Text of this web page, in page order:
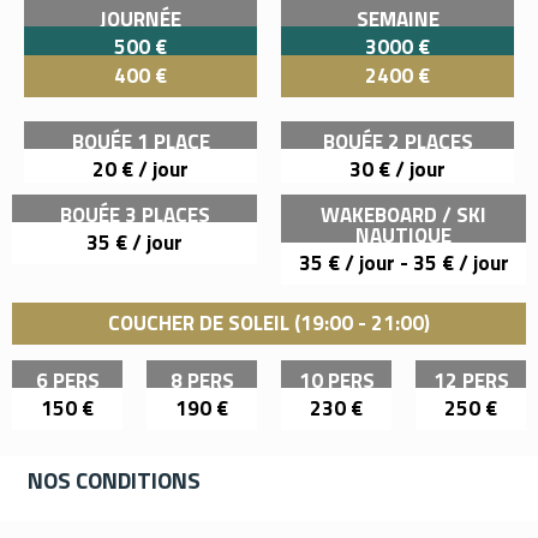
JOURNÉE
500 €
400 €
SEMAINE
3000 €
2400 €
BOUÉE 1 PLACE
20 € / jour
BOUÉE 2 PLACES
30 € / jour
BOUÉE 3 PLACES
35 € / jour
WAKEBOARD / SKI
NAUTIQUE
35 € / jour - 35 € / jour
COUCHER DE SOLEIL (19:00 - 21:00)
6 PERS
150 €
8 PERS
190 €
10 PERS
230 €
12 PERS
250 €
NOS CONDITIONS